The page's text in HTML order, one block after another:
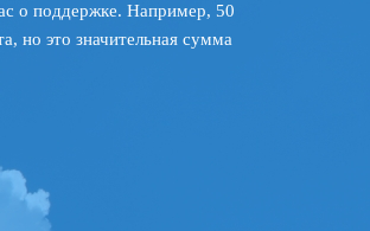
о поддержке. Например, 50
но это значительная сумма